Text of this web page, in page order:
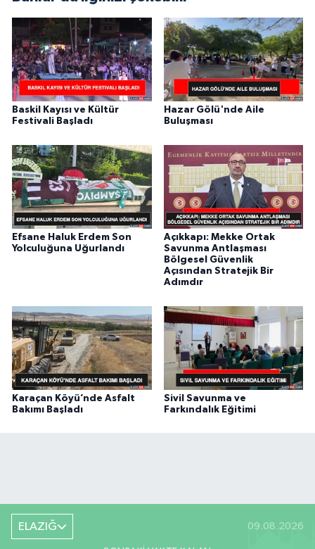
Baskil Kayısı ve Kültür
Festivali Başladı
Hazar Gölü'nde Aile
Buluşması
Efsane Haluk Erdem Son
Yolculuğuna Uğurlandı
Açıkkapı: Mekke Ortak
Savunma Antlaşması
Bölgesel Güvenlik
Açısından Stratejik Bir
Adımdır
Karaçan Köyü’nde Asfalt
Bakımı Başladı
Sivil Savunma ve
Farkındalık Eğitimi
ELAZIĞ 09.08.2026